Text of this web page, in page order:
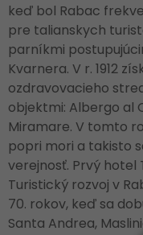
keď bol Rabac
pre talianskych
parníkmi
Kvarnera. V r. 1912
ozdravovacieho
objektmi: Albergo al
Miramare. V tomto
popri mori a takisto
verejnosť. Prvý hotel
Turistický rozvoj v
70. rokov, keď sa
Santa Andrea,